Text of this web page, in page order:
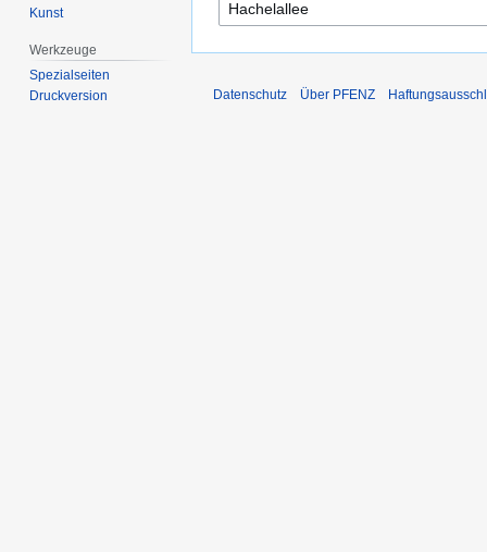
Kunst
Werkzeuge
Spezialseiten
Druckversion
Datenschutz Über PFENZ